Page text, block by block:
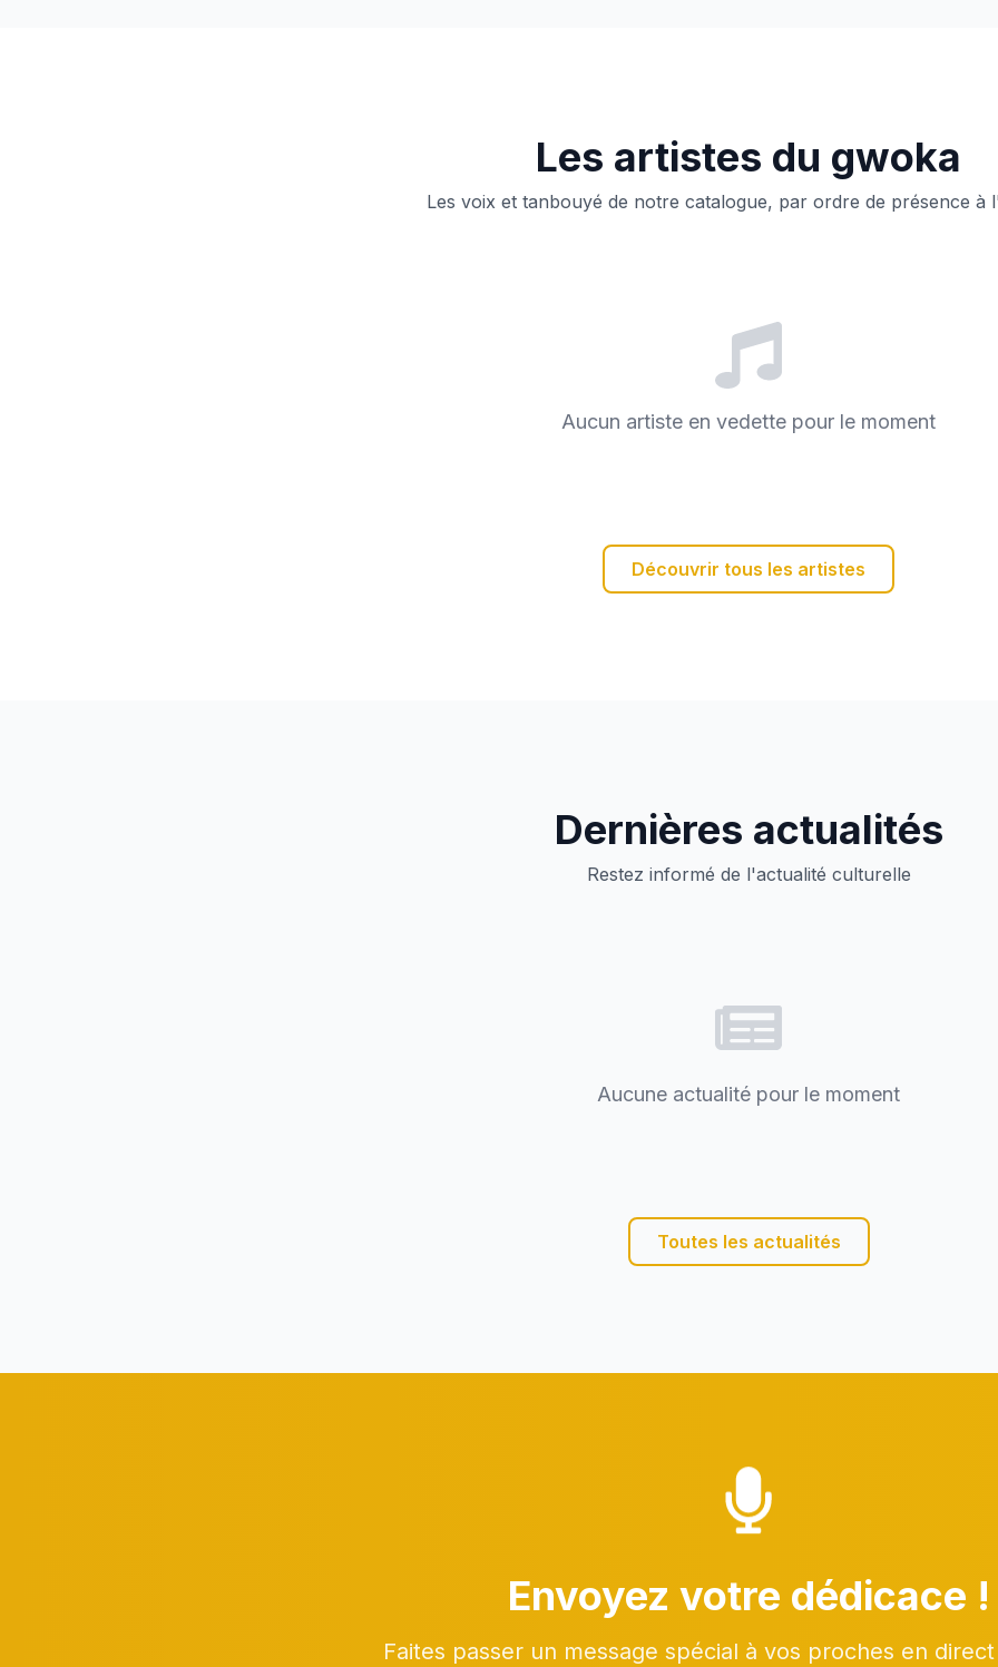
Les artistes du gwoka
Les voix et tanbouyé de notre catalogue, par ordre de présence à
Aucun artiste en vedette pour le moment
Découvrir tous les artistes
Dernières actualités
Restez informé de l'actualité culturelle
Aucune actualité pour le moment
Toutes les actualités
Envoyez votre dédicace !
Faites passer un message spécial à vos proches en